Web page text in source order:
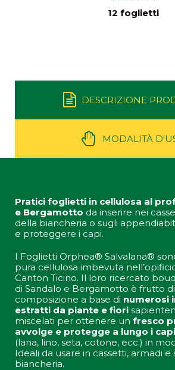
12 foglietti
DESCRIZIONE
MODALITÀ
Pratici foglietti in cellulosa al
e Bergamotto da inserire nei
della biancheria o sugli
e proteggere i capi.
I Foglietti Orphea® Salvalana®
pura cellulosa imbevuta
Canton Ticino. Il loro ricercato
di Sandalo e Bergamotto è frutto
composizione a base di numerosi
estratti da piante e fiori
miscelati per ottenere un fresco
avvolge e protegge a lungo i
(lana, lino, seta, cotone, ecc.) in
Ideali da usare in cassetti, armadi
biancheria.